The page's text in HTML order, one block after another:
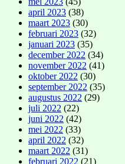
april 2023 (38)
maart 2023 (30)
februari 2023 (32)
januari 2023 (35)
december 2022 (34)
november 2022 (41)
oktober 2022 (30)
september 2022 (35)
augustus 2022 (29)
juli 2022 (22)
juni 2022 (42)
mei 2022 (33)
april 2022 (32)
maart 2022 (31)
februari 2022 (21)